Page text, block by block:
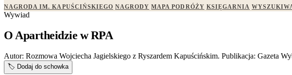
NAGRODA IM. KAPUŚCIŃSKIEGO NAGRODY MAPA PODRÓŻY KSIĘGARNIA
Wywiad
O Apartheidzie w RPA
Autor: Rozmowa Wojciecha Jagielskiego z Ryszardem Kapuścińskim. Publikacja: Gazeta
🏷️ Dodaj do schowka